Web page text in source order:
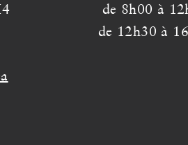
de 8h00 à
de 12h30 à